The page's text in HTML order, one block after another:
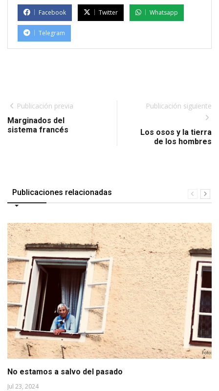
Facebook Twitter Whatsapp
Telegram
Publicación previa
Marginados del
sistema francés
Publicación siguiente
Los osos y la tierra
de los hombres
Publicaciones relacionadas
No estamos a salvo del pasado
Jul 23, 2024